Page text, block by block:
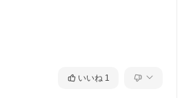
いいね 1